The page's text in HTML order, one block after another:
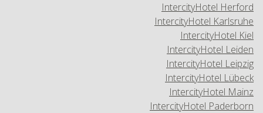
IntercityHotel Herford
IntercityHotel Karlsruhe
IntercityHotel Kiel
IntercityHotel Leiden
IntercityHotel Leipzig
IntercityHotel Lübeck
IntercityHotel Mainz
IntercityHotel Paderborn